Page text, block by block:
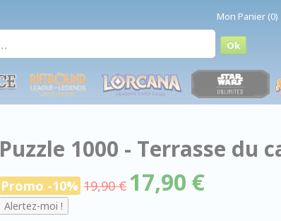
Mon Panier (0)
Puzzle 1000 - Terrasse du
Promo -10% 19,90 € 17,90 €